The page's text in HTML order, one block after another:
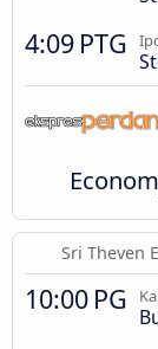
4:09 PTG
Sri Theven
10:00 PG